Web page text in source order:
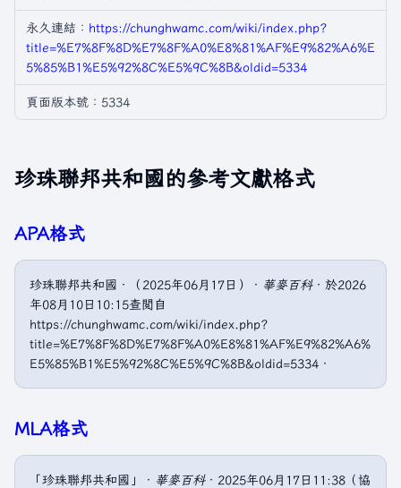
永久連結： https://chunghwamc.com/wiki/index.php?
title=%E7%8F%8D%E7%8F%A0%E8%81%AF%E9%82%A6%E
5%85%B1%E5%92%8C%E5%9C%8B&oldid=5334
頁面版本號：5334
珍珠聯邦共和國的參考文獻格式
APA格式
珍珠聯邦共和國．（2025年06月17日）． 華麥百科．於2026
年08月10日10:15查閲自
https://chunghwamc.com/wiki/index.php?
title=%E7%8F%8D%E7%8F%A0%E8%81%AF%E9%82%A6%
E5%85%B1%E5%92%8C%E5%9C%8B&oldid=5334．
MLA格式
「珍珠聯邦共和國」． 華麥百科．2025年06月17日11:38（協